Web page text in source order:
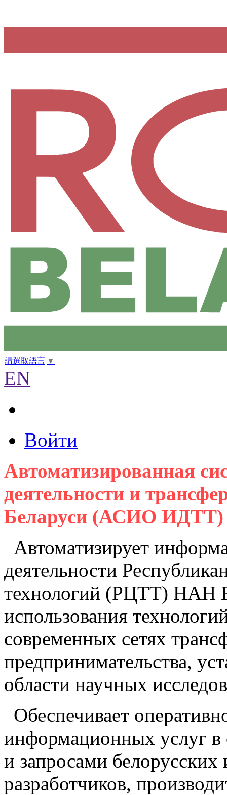
請選取語言 ▼
EN
Войти
Автоматизированная
деятельности и
Беларуси (АСИО ИДТТ)
Автоматизирует
деятельности
технологий (РЦТТ) НАН
использования
современных сетях
предпринимательства,
области научных
Обеспечивает
информационных услуг в
и запросами
разработчиков,